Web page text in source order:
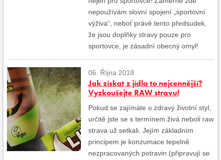
nepoužívám slovní spojení „sportovní
výživa“, neboť právě tento předsudek,
že jsou doplňky stravy pouze pro
sportovce, je zásadní obecný omyl!
06. Října 2018
Jak získat z jídla to nejcennější?
Vyzkoušejte RAW stravu!
Pokud se zajímáte o zdravý životní styl,
určitě jste se s termínem živá neboli raw
strava už setkali. Jejím základním
principem je konzumace tepelně
nezpracovaných potravin (připravují se